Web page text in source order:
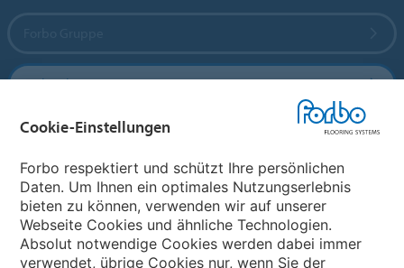
Forbo Flooring Systems
Forbo Movement Systems
Land auswählen
Land auswählen
Cookie-Einstellungen
Forbo respektiert und schützt Ihre persönlichen
Daten. Um Ihnen ein optimales Nutzungserlebnis
bieten zu können, verwenden wir auf unserer
Webseite Cookies und ähnliche Technologien.
Absolut notwendige Cookies werden dabei immer
verwendet, übrige Cookies nur, wenn Sie der